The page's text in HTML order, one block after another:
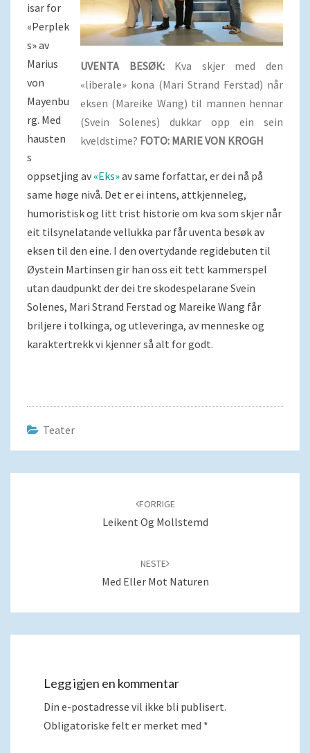
UVENTA BESØK:Kva skjer med den
«liberale» kona (Mari Strand Ferstad) når
eksen (Mareike Wang) til mannen hennar
(Svein Solenes) dukkar opp ein sein
kveldstime? FOTO: MARIE VON KROGH
isar for
«Perplek
s» av
Marius
von
Mayenbu
rg. Med
hausten
s
oppsetjing av «Eks»av same forfattar, er dei nå på
same høge nivå. Det er ei intens, attkjenneleg,
humoristisk og litt trist historie om kva som skjer når
eit tilsynelatande vellukka par får uventa besøk av
eksen til den eine. I den overtydande regidebuten til
Øystein Martinsen gir han oss eit tett kammerspel
utan daudpunkt der dei tre skodespelarane Svein
Solenes, Mari Strand Ferstad og Mareike Wang får
briljere i tolkinga, og utleveringa, av menneske og
karaktertrekk vi kjenner så alt for godt.
Teater
FORRIGE
Leikent Og Mollstemd
NESTE
Med Eller Mot Naturen
Legg igjen en kommentar
Din e-postadresse vil ikke bli publisert.
Obligatoriske felt er merket med *